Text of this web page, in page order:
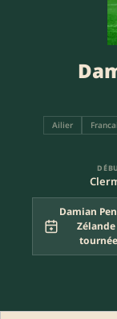
Ailier
Damian